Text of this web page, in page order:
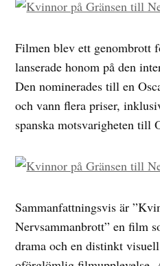
Filmen blev ett genombrott
lanserade honom på den
Den nominerades till en
och vann flera priser,
spanska motsvarigheten till
Sammanfattningsvis är
Nervsammanbrott” en film
drama och en distinkt